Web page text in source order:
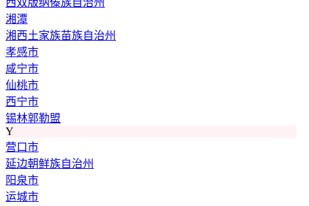
西双版纳傣族自治州
湘潭
湘西土家族苗族自治州
孝感市
咸宁市
仙桃市
西宁市
锡林郭勒盟
Y
营口市
延边朝鲜族自治州
阳泉市
运城市